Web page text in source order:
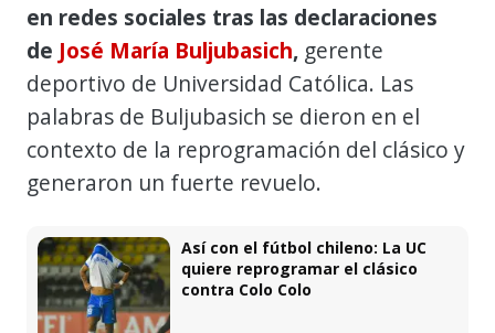
en redes sociales tras las declaraciones
de José María Buljubasich, gerente
deportivo de Universidad Católica. Las
palabras de Buljubasich se dieron en el
contexto de la reprogramación del clásico y
generaron un fuerte revuelo.
Así con el fútbol chileno: La UC
quiere reprogramar el clásico
contra Colo Colo